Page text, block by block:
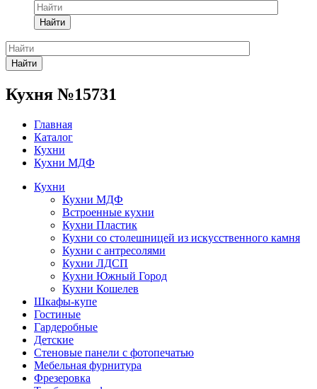
Найти
Найти
Кухня №15731
Главная
Каталог
Кухни
Кухни МДФ
Кухни
Кухни МДФ
Встроенные кухни
Кухни Пластик
Кухни со столешницей из искусcтвенного камня
Кухни с антресолями
Кухни ЛДСП
Кухни Южный Город
Кухни Кошелев
Шкафы-купе
Гостиные
Гардеробные
Детские
Стеновые панели с фотопечатью
Мебельная фурнитура
Фрезеровка